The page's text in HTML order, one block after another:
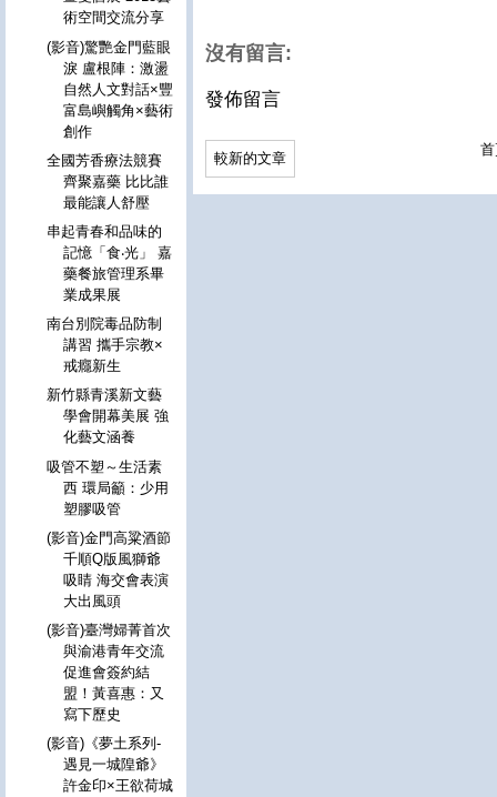
沒有留言:
發佈留言
較新的文章
術空間交流分享
(影音)驚艷金門藍眼
淚 盧根陣：激盪
自然人文對話×豐
富島嶼觸角×藝術
創作
全國芳香療法競賽
齊聚嘉藥 比比誰
最能讓人舒壓
串起青春和品味的
記憶「食‧光」 嘉
藥餐旅管理系畢
業成果展
南台別院毒品防制
講習 攜手宗教×
戒癮新生
新竹縣青溪新文藝
學會開幕美展 強
化藝文涵養
吸管不塑～生活素
西 環局籲：少用
塑膠吸管
(影音)金門高粱酒節
千順Q版風獅爺
吸睛 海交會表演
大出風頭
(影音)臺灣婦菁首次
與渝港青年交流
促進會簽約結
盟！黃喜惠：又
寫下歷史
(影音)《夢土系列-
遇見一城隍爺》
許金印×王欲荷城